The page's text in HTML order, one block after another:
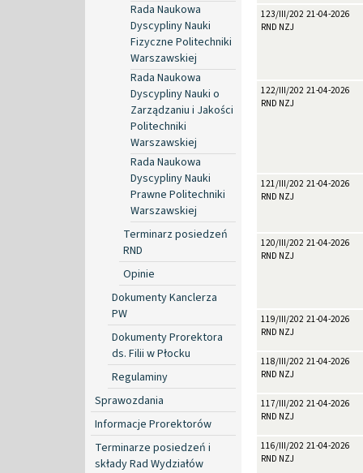
Rada Naukowa
Dyscypliny Nauki
Fizyczne Politechniki
Warszawskiej
Rada Naukowa
Dyscypliny Nauki o
Zarządzaniu i Jakości
Politechniki
Warszawskiej
Rada Naukowa
Dyscypliny Nauki
Prawne Politechniki
Warszawskiej
Terminarz posiedzeń
RND
Opinie
Dokumenty Kanclerza
PW
Dokumenty Prorektora
ds. Filii w Płocku
Regulaminy
Sprawozdania
Informacje Prorektorów
Terminarze posiedzeń i
składy Rad Wydziałów
123/III/2026
RND NZJ
21-04-2026
122/III/2026
RND NZJ
21-04-2026
121/III/2026
RND NZJ
21-04-2026
120/III/2026
RND NZJ
21-04-2026
119/III/2026
RND NZJ
21-04-2026
118/III/2026
RND NZJ
21-04-2026
117/III/2026
RND NZJ
21-04-2026
116/III/2026
RND NZJ
21-04-2026